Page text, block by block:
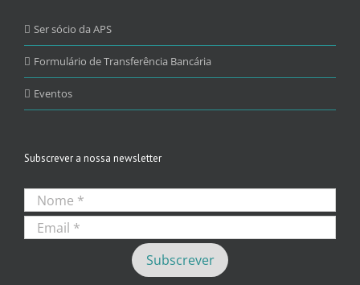
Ser sócio da APS
Formulário de Transferência Bancária
Eventos
Subscrever a nossa newsletter